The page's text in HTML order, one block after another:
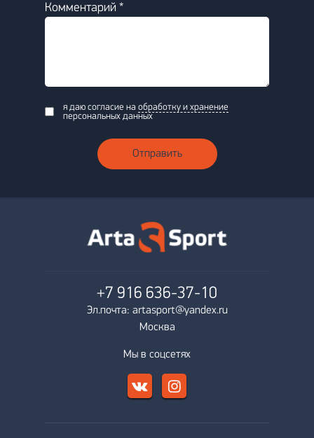
Комментарий *
я даю согласие на обработку и хранение
персональных данных
Отправить
+7 916 636-37-10
Эл.почта: artasport@yandex.ru
Москва
Мы в соцсетях